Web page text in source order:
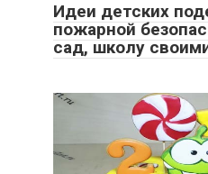
Идеи детских
пожарной
сад, школу